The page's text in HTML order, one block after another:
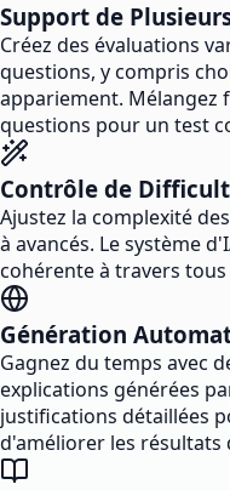
Support de
Créez des évaluations
questions, y compris
appariement. Mélangez
questions pour un test
Contrôle de
Ajustez la complexité
à avancés. Le système
cohérente à travers
Génération
Gagnez du temps avec
explications générées
justifications détaillées
d'améliorer les résultats